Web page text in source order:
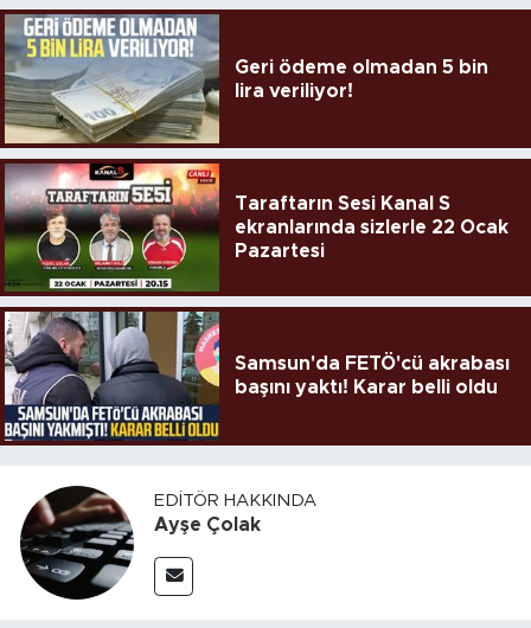
Geri ödeme olmadan 5 bin
lira veriliyor!
Taraftarın Sesi Kanal S
ekranlarında sizlerle 22 Ocak
Pazartesi
Samsun'da FETÖ'cü akrabası
başını yaktı! Karar belli oldu
EDITÖR HAKKINDA
Ayşe Çolak